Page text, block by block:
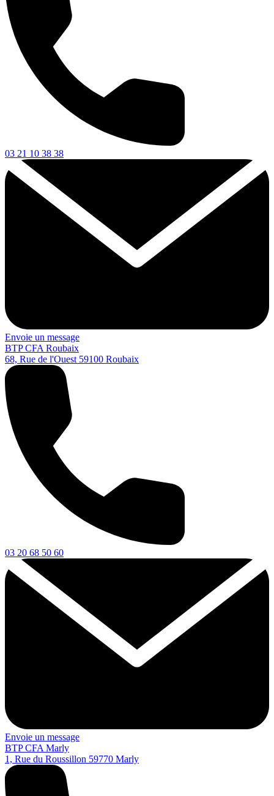
03 21 10 38 38
Envoie un message
BTP CFA Roubaix
68, Rue de l'Ouest 59100 Roubaix
03 20 68 50 60
Envoie un message
BTP CFA Marly
1, Rue du Roussillon 59770 Marly